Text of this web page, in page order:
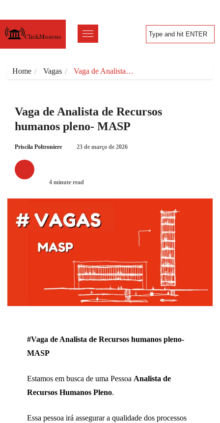
Home Vagas Vaga de Analista…
Vaga de Analista de Recursos
humanos pleno- MASP
Priscila Poltroniere 23 de março de 2026
4 minute read
#Vaga de Analista de Recursos humanos pleno-
MASP
Estamos em busca de uma Pessoa Analista de
Recursos Humanos Pleno.
Essa pessoa irá assegurar a qualidade dos processos